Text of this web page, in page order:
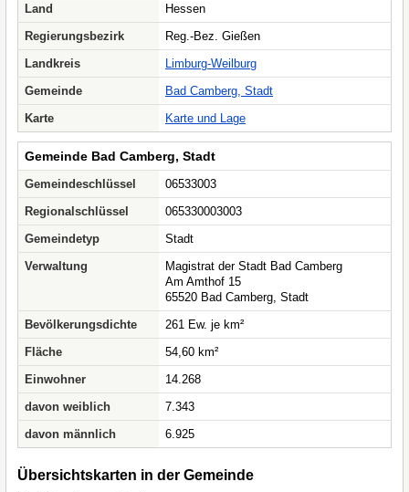
Land
Hessen
Regierungsbezirk
Reg.-Bez. Gießen
Landkreis
Limburg-Weilburg
Gemeinde
Bad Camberg, Stadt
Karte
Karte und Lage
Gemeinde Bad Camberg, Stadt
Gemeindeschlüssel
06533003
Regionalschlüssel
065330003003
Gemeindetyp
Stadt
Verwaltung
Magistrat der Stadt Bad Camberg
Am Amthof 15
65520 Bad Camberg, Stadt
Bevölkerungsdichte
261 Ew. je km²
Fläche
54,60 km²
Einwohner
14.268
davon weiblich
7.343
davon männlich
6.925
Übersichtskarten in der Gemeinde